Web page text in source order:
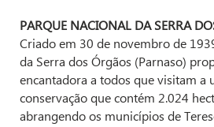
PARQUE NACIONAL DA SERRA
Criado em 30 de novembro de
da Serra dos Órgãos (Parnaso)
encantadora a todos que visitam a
conservação que contém 2.024
abrangendo os municípios de